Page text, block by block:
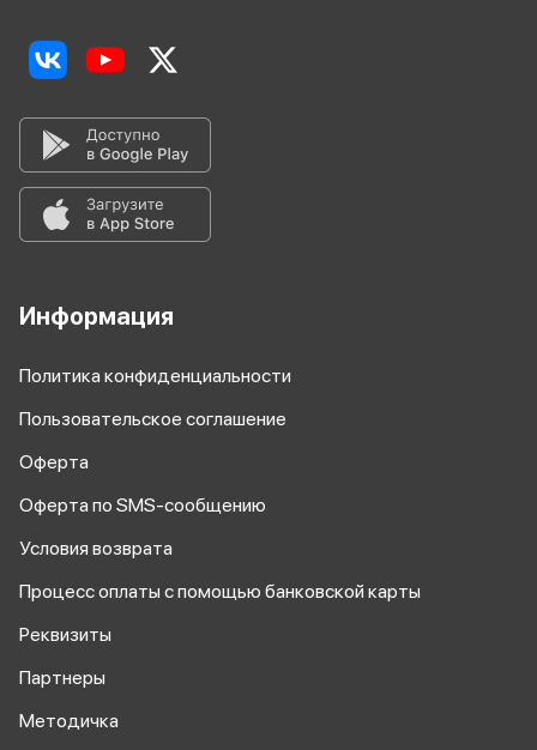
Информация
Политика конфиденциальности
Пользовательское соглашение
Оферта
Оферта по SMS-сообщению
Условия возврата
Процесс оплаты с помощью банковской карты
Реквизиты
Партнеры
Методичка